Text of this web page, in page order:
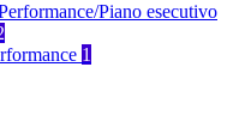
Piano esecutivo
1